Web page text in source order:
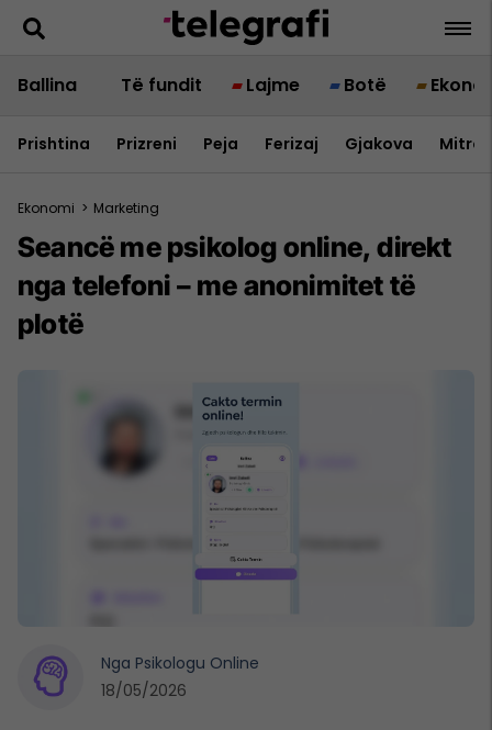
Ballina Të fundit Lajme Botë
Prishtina Prizreni Peja Ferizaj Gjakova
Ekonomi > Marketing
Seancë me psikolog online, direkt
nga telefoni – me anonimitet të
plotë
Nga Psikologu Online
18/05/2026